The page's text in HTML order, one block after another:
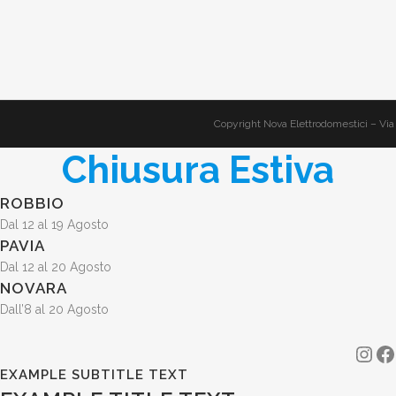
Copyright Nova Elettrodomestici – Via
Chiusura Estiva
ROBBIO
Dal 12 al 19 Agosto
PAVIA
Dal 12 al 20 Agosto
NOVARA
Dall’8 al 20 Agosto
EXAMPLE SUBTITLE TEXT